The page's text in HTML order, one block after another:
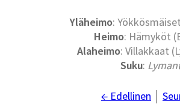
Yläheimo:
Heimo: Hämyköt
Alaheimo: Villakkaat
Suku:
← Edellinen